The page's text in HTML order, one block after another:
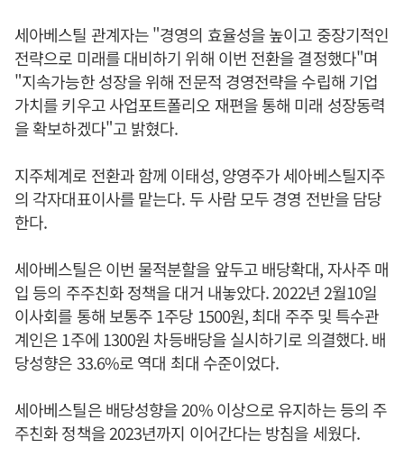
세아베스틸 관계자는 "경영의 효율성을 높이고 중장기적인
전략으로 미래를 대비하기 위해 이번 전환을 결정했다"며
"지속가능한 성장을 위해 전문적 경영전략을 수립해 기업
가치를 키우고 사업포트폴리오 재편을 통해 미래 성장동력
을 확보하겠다"고 밝혔다.
지주체계로 전환과 함께 이태성, 양영주가 세아베스틸지주
의 각자대표이사를 맡는다. 두 사람 모두 경영 전반을 담당
한다.
세아베스틸은 이번 물적분할을 앞두고 배당확대, 자사주 매
입 등의 주주친화 정책을 대거 내놓았다. 2022년 2월10일
이사회를 통해 보통주 1주당 1500원, 최대 주주 및 특수관
계인은 1주에 1300원 차등배당을 실시하기로 의결했다. 배
당성향은 33.6%로 역대 최대 수준이었다.
세아베스틸은 배당성향을 20% 이상으로 유지하는 등의 주
주친화 정책을 2023년까지 이어간다는 방침을 세웠다.